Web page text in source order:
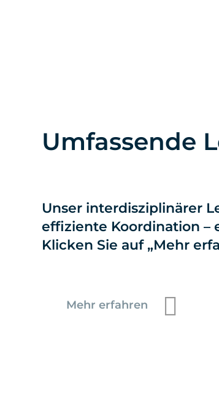
Umfassende
Unser interdisziplinärer
effiziente Koordination –
Klicken Sie auf „Mehr
Mehr erfahren